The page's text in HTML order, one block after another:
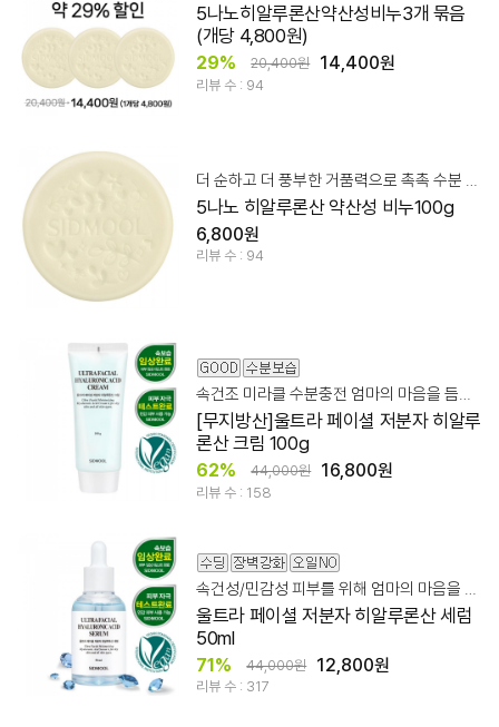
5나노히알루론산약산성비누3개 묶음
(개당 4,800원)
29% 20,400원 14,400원
리뷰 수 : 94
더 순하고 더 풍부한 거품력으로 촉촉 수분 영양 클렌징!
5나노 히알루론산 약산성 비누100g
6,800원
리뷰 수 : 94
속건조 미라클 수분충전 엄마의 마음을 듬뿍 담아 만들었습니다.
[무지방산]울트라 페이셜 저분자 히알루
론산 크림 100g
62% 44,000원 16,800원
리뷰 수 : 158
울트라 페이셜 저분자 히알루론산 세럼
50ml
71% 44,000원 12,800원
리뷰 수 : 317